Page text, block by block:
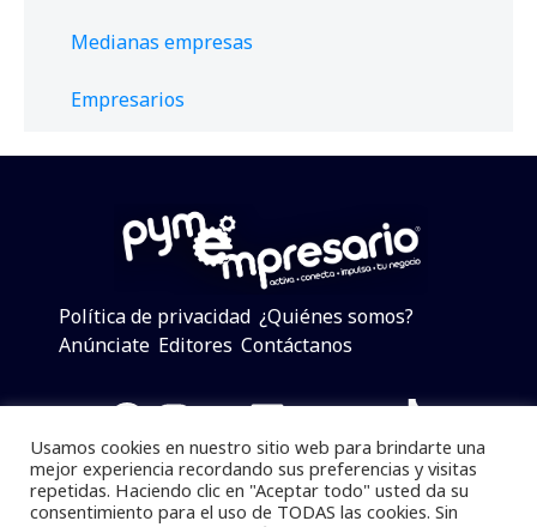
Medianas empresas
Empresarios
Política de privacidad ¿Quiénes somos?
Anúnciate Editores Contáctanos
Facebook
Instagram
Twitter
LinkedIn
Telegram
YouTube
TikTok
Usamos cookies en nuestro sitio web para brindarte una
mejor experiencia recordando sus preferencias y visitas
repetidas. Haciendo clic en "Aceptar todo" usted da su
consentimiento para el uso de TODAS las cookies. Sin